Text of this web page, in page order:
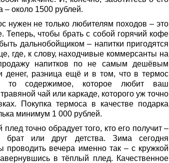
– около 1500 рублей.
нужен не только любителям походов – это
Теперь, чтобы брать с собой горячий кофе
дальнобойщиком – напитки пригодятся
где, к слову, находчивые коммерсанты на
напитков по не самым дешёвым
денег, разница ещё и в том, что в термос
то содержимое, которое любит ваш
чай или каркаде, которого уж точно
Покупка термоса в качестве подарка
минимум 1 000 рублей.
точно обрадует того, кто его получит –
или друг детства. Зима сегодня
проводить вечера именно так – с кружкой
в тёплый плед. Качественное